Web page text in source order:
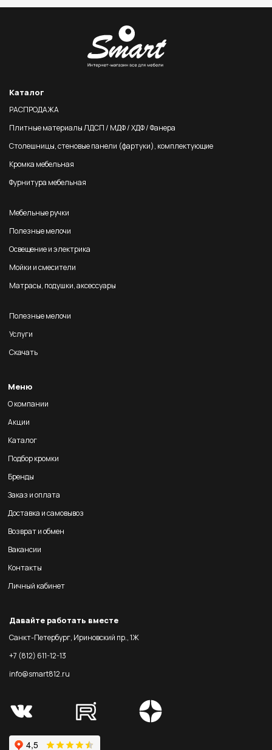
Каталог
РАСПРОДАЖА
Плитные материалы ЛДСП / МДФ / ХДФ / Фанера
Столешницы, стеновые панели (фартуки), комплектующие
Кромка мебельная
Фурнитура мебельная
Мебельные ручки
Полезные мелочи
Освещение и электрика
Мойки и смесители
Матрасы, подушки, аксессуары
Полезные мелочи
Услуги
Скачать
Меню
О компании
Акции
Каталог
Подбор кромки
Бренды
Заказ и оплата
Доставка и самовывоз
Возврат и обмен
Вакансии
Контакты
Личный кабинет
Давайте работать вместе
Санкт-Петербург, Ириновский пр., 1Ж
+7 (812) 611-12-13
info@smart812.ru